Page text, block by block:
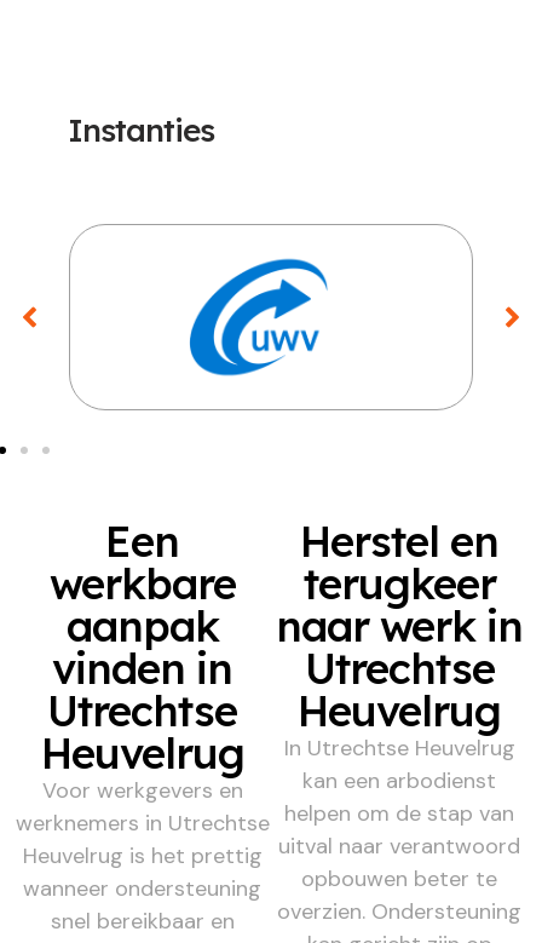
Instanties
Een
werkbare
aanpak
vinden in
Utrechtse
Heuvelrug
Voor werkgevers en
werknemers in Utrechtse
Heuvelrug is het prettig
wanneer ondersteuning
snel bereikbaar en
Herstel en
terugkeer
naar werk in
Utrechtse
Heuvelrug
In Utrechtse Heuvelrug
kan een arbodienst
helpen om de stap van
uitval naar verantwoord
opbouwen beter te
overzien. Ondersteuning